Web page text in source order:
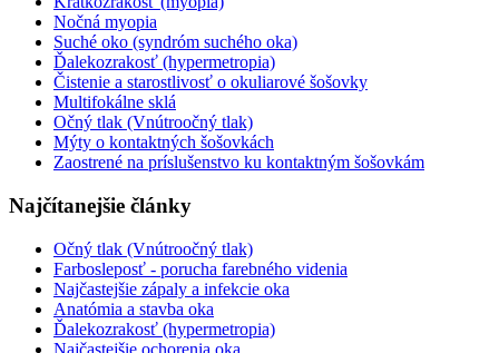
Nočná myopia
Suché oko (syndróm suchého oka)
Ďalekozrakosť (hypermetropia)
Čistenie a starostlivosť o okuliarové šošovky
Multifokálne sklá
Očný tlak (Vnútroočný tlak)
Mýty o kontaktných šošovkách
Zaostrené na príslušenstvo ku kontaktným šošovkám
Najčítanejšie články
Očný tlak (Vnútroočný tlak)
Farbosleposť - porucha farebného videnia
Najčastejšie zápaly a infekcie oka
Anatómia a stavba oka
Ďalekozrakosť (hypermetropia)
Najčastejšie ochorenia oka